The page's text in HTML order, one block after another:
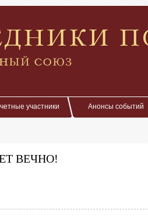
участники Анонсы событий
ВЕЧНО!